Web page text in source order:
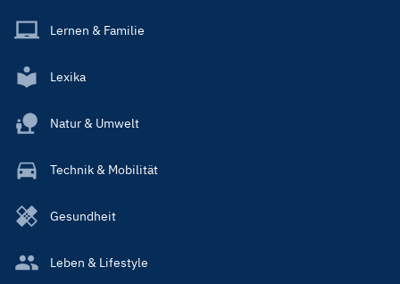
Lernen & Familie
Lexika
Natur & Umwelt
Technik & Mobilität
Gesundheit
Leben & Lifestyle